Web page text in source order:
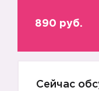
890 руб.
Сейчас